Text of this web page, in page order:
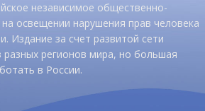
независимое общественно-
освещении нарушения прав человека
Издание за счет развитой сети
регионов мира, но большая
в России.